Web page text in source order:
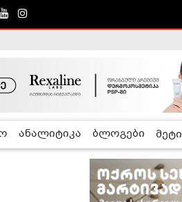
ანალიტიკა ბლოგები მეტი